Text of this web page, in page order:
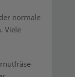
normale
Viele